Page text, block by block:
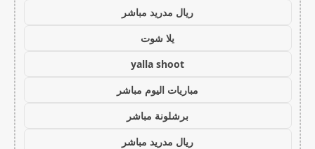
ريال مدريد مباشر
يلا شوت
yalla shoot
مباريات اليوم مباشر
برشلونة مباشر
ريال مدريد مباشر